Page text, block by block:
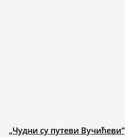
„Чудни су путеви Вучићеви“